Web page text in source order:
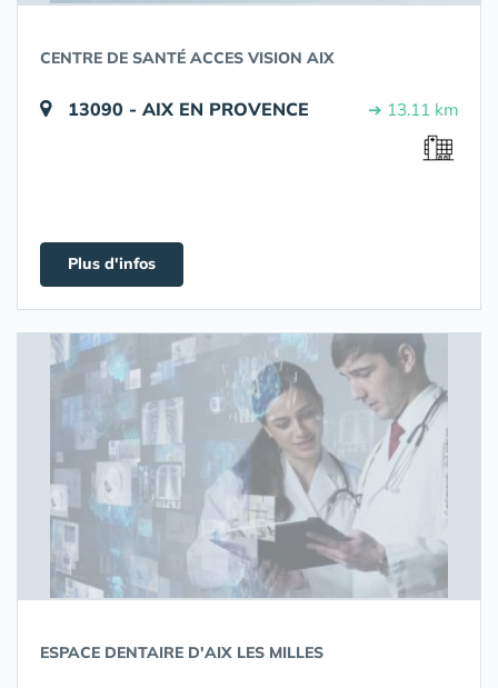
CENTRE DE SANTÉ ACCES VISION AIX
13090 - AIX EN PROVENCE ➔ 13.11 km
Plus d'infos
ESPACE DENTAIRE D'AIX LES MILLES